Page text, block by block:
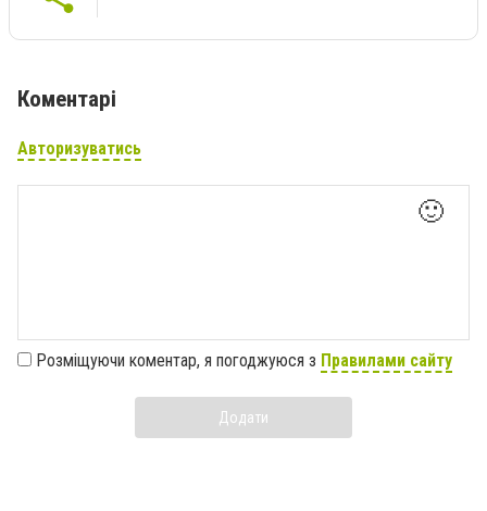
Коментарі
Авторизуватись
🙂
Розміщуючи коментар, я погоджуюся з Правилами сайту
Додати